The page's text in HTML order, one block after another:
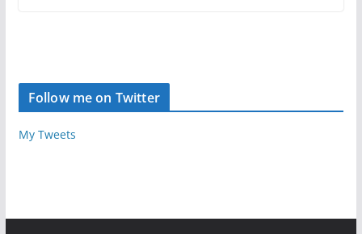
Follow me on Twitter
My Tweets